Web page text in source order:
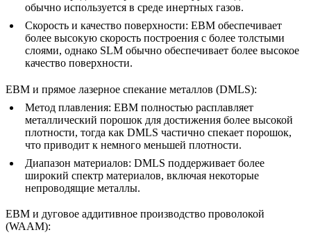
обычно используется в среде инертных газов.
Скорость и качество поверхности: EBM обеспечивает
более высокую скорость построения с более толстыми
слоями, однако SLM обычно обеспечивает более высокое
качество поверхности.
EBM и прямое лазерное спекание металлов (DMLS):
Метод плавления: EBM полностью расплавляет
металлический порошок для достижения более высокой
плотности, тогда как DMLS частично спекает порошок,
что приводит к немного меньшей плотности.
Диапазон материалов: DMLS поддерживает более
широкий спектр материалов, включая некоторые
непроводящие металлы.
EBM и дуговое аддитивное производство проволокой
(WAAM):